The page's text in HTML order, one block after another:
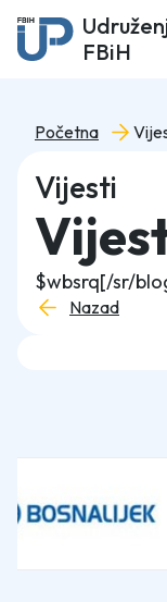
FBiH
Početna
Vijesti
$wbsrq[/sr/
Nazad